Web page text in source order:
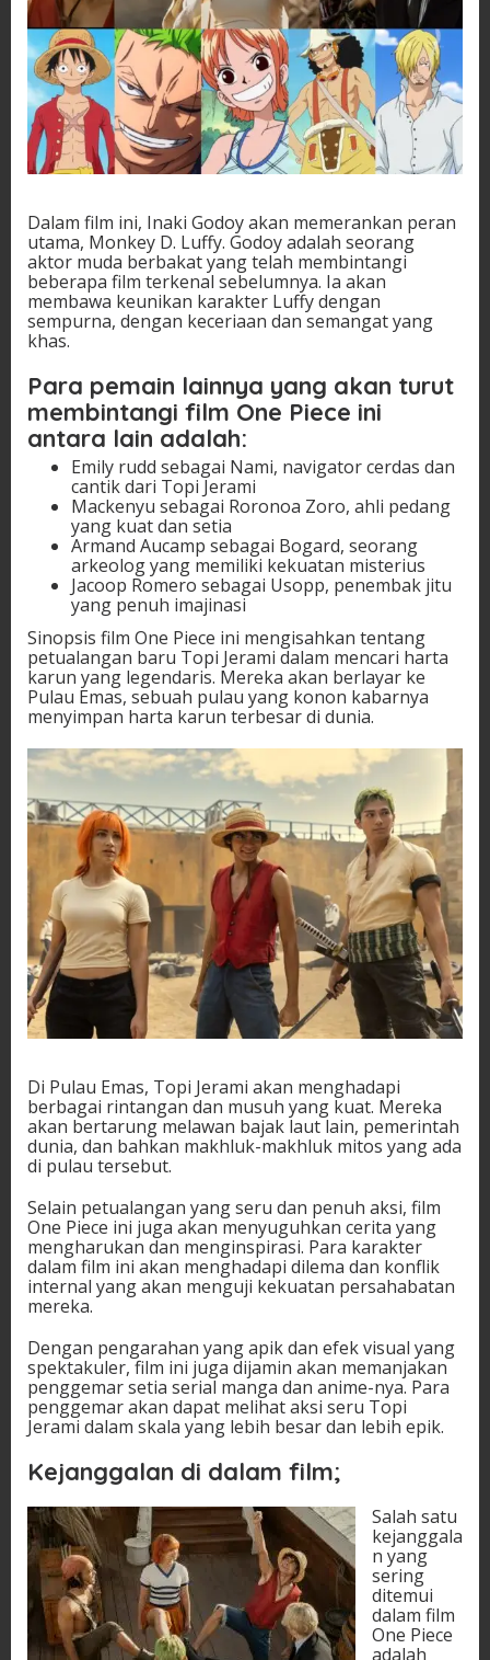
Dalam film ini, Inaki Godoy akan memerankan peran
utama, Monkey D. Luffy. Godoy adalah seorang
aktor muda berbakat yang telah membintangi
beberapa film terkenal sebelumnya. Ia akan
membawa keunikan karakter Luffy dengan
sempurna, dengan keceriaan dan semangat yang
khas.
Para pemain lainnya yang akan turut
membintangi film One Piece ini
antara lain adalah:
Emily rudd sebagai Nami, navigator cerdas dan
cantik dari Topi Jerami
Mackenyu sebagai Roronoa Zoro, ahli pedang
yang kuat dan setia
Armand Aucamp sebagai Bogard, seorang
arkeolog yang memiliki kekuatan misterius
Jacoop Romero sebagai Usopp, penembak jitu
yang penuh imajinasi
Sinopsis film One Piece ini mengisahkan tentang
petualangan baru Topi Jerami dalam mencari harta
karun yang legendaris. Mereka akan berlayar ke
Pulau Emas, sebuah pulau yang konon kabarnya
menyimpan harta karun terbesar di dunia.
Di Pulau Emas, Topi Jerami akan menghadapi
berbagai rintangan dan musuh yang kuat. Mereka
akan bertarung melawan bajak laut lain, pemerintah
dunia, dan bahkan makhluk-makhluk mitos yang ada
di pulau tersebut.
Selain petualangan yang seru dan penuh aksi, film
One Piece ini juga akan menyuguhkan cerita yang
mengharukan dan menginspirasi. Para karakter
dalam film ini akan menghadapi dilema dan konflik
internal yang akan menguji kekuatan persahabatan
mereka.
Dengan pengarahan yang apik dan efek visual yang
spektakuler, film ini juga dijamin akan memanjakan
penggemar setia serial manga dan anime-nya. Para
penggemar akan dapat melihat aksi seru Topi
Jerami dalam skala yang lebih besar dan lebih epik.
Kejanggalan di dalam film;
Salah satu
kejanggala
n yang
sering
ditemui
dalam film
One Piece
adalah